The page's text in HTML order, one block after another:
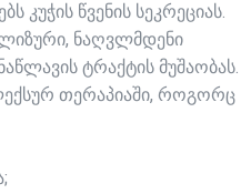
კუჭის წვენის სეკრეციას.
ნაღვლმდენი
ტრაქტის მუშაობას.
თერაპიაში, როგორც